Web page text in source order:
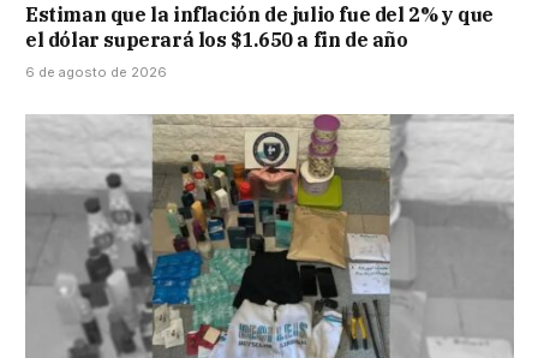
Estiman que la inflación de julio fue del 2% y que
el dólar superará los $1.650 a fin de año
6 de agosto de 2026